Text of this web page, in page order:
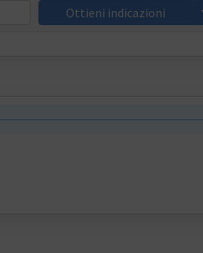
Ottieni indicazioni